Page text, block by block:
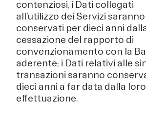
contenziosi, i Dati collegati
all’utilizzo dei Servizi saranno
conservati per dieci anni
cessazione del rapporto di
convenzionamento con la
aderente; i Dati relativi alle
transazioni saranno
dieci anni a far data dalla loro
effettuazione.